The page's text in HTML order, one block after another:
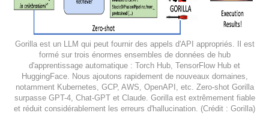
Gorilla est un LLM qui peut fournir des appels d'API appropriés. Il est
formé sur trois énormes ensembles de données de hub
d'apprentissage automatique : Torch Hub, TensorFlow Hub et
HuggingFace. Nous ajoutons rapidement de nouveaux domaines,
notamment Kubernetes, GCP, AWS, OpenAPI, etc. Zero-shot Gorilla
surpasse GPT-4, Chat-GPT et Claude. Gorilla est extrêmement fiable
et réduit considérablement les erreurs d'hallucination. (Crédit : Gorilla)